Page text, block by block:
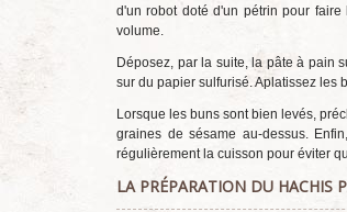
d'un robot doté d'un pétrin pour
volume.
Déposez, par la suite, la pâte à pain
sur du papier sulfurisé. Aplatissez les
Lorsque les buns sont bien levés,
graines de sésame au-dessus.
régulièrement la cuisson pour éviter
LA PRÉPARATION DU HACHIS